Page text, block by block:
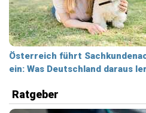
Österreich führt
ein: Was Deutschland daraus
Ratgeber